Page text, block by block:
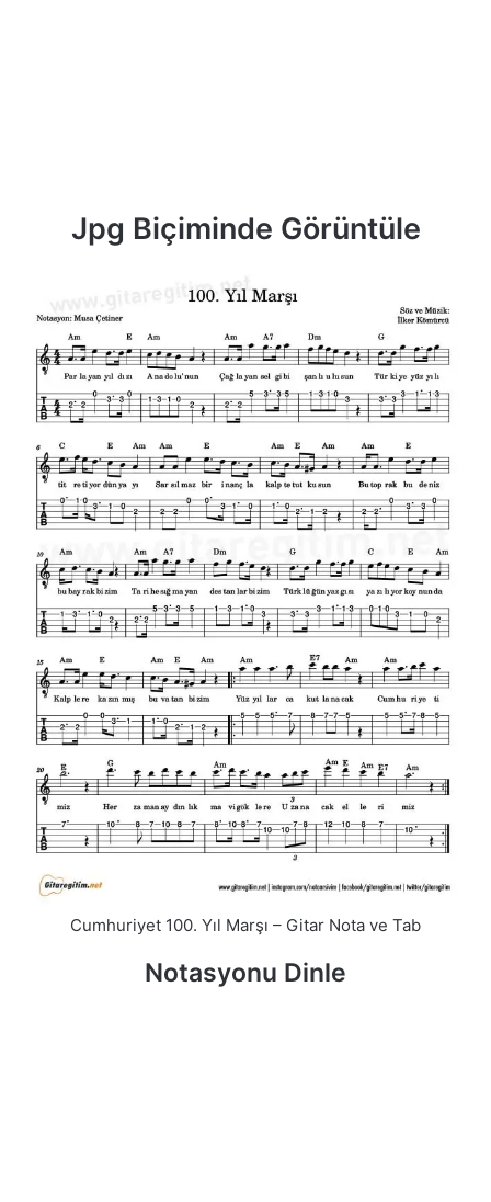
Jpg Biçiminde Görüntüle
Cumhuriyet 100. Yıl Marşı – Gitar Nota ve Tab
Notasyonu Dinle